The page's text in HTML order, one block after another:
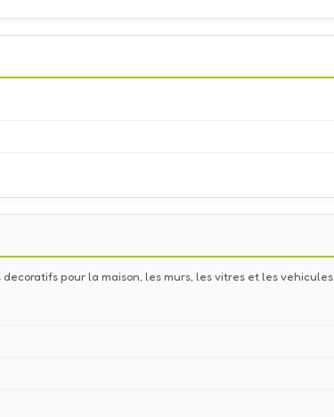
pour la maison, les murs, les vitres et les